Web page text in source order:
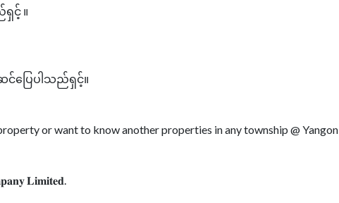
င့် ။
ပြေပါသည်ရှင့်။
or want to know another properties in any township @ Yangon
𝐋𝐢𝐦𝐢𝐭𝐞𝐝.